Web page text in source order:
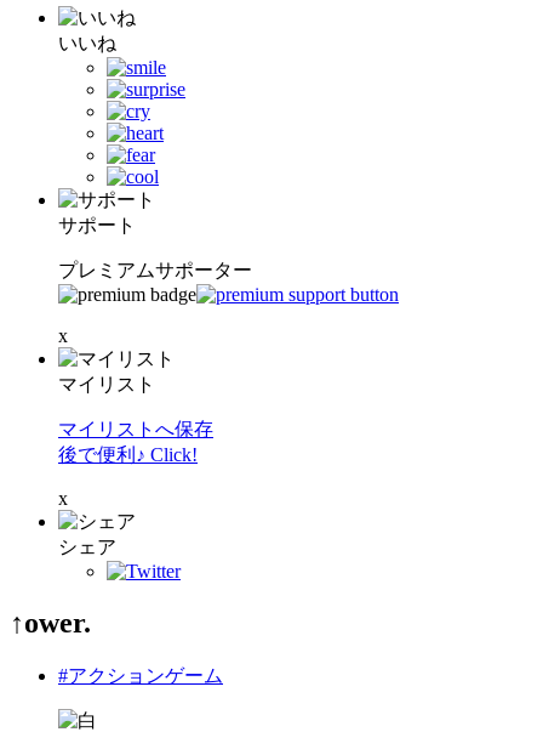
いいね
サポート
プレミアムサポーター
x
マイリスト
マイリストへ保存
後で便利♪ Click!
x
シェア
↑ower.
#アクションゲーム